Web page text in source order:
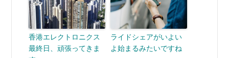
香港エレクトロニクス
最終日、頑張ってきま
ライドシェアがいよい
よ始まるみたいですね